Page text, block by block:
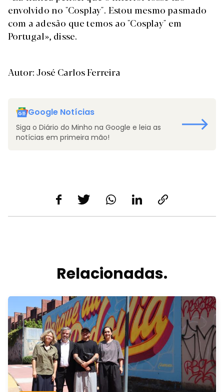
envolvido no "Cosplay". Estou mesmo pasmado
com a adesão que temos ao "Cosplay" em
Portugal», disse.
Autor: José Carlos Ferreira
Google Notícias
Siga o Diário do Minho na Google e leia as
notícias em primeira mão!
Relacionadas.